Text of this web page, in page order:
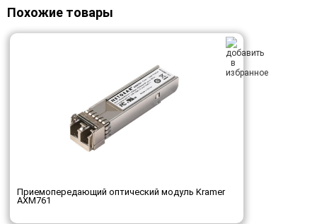
Похожие товары
Приемопередающий оптический модуль Kramer
AXM761